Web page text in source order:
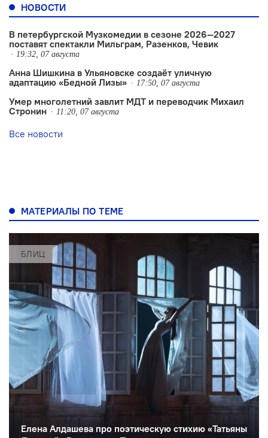
НОВОСТИ
В петербургской Музкомедии в сезоне 2026—2027
поставят спектакли Мильграм, Разенков, Чевик
19:32, 07 августа
Анна Шишкина в Ульяновске создаëт уличную
адаптацию «Бедной Лизы»
17:50, 07 августа
Умер многолетний завлит МДТ и переводчик Михаил
Стронин
11:20, 07 августа
Все новости
МАТЕРИАЛЫ ПО ТЕМЕ
БЛИЦ
Елена Алдашева про поэтическую стихию «Татьяны